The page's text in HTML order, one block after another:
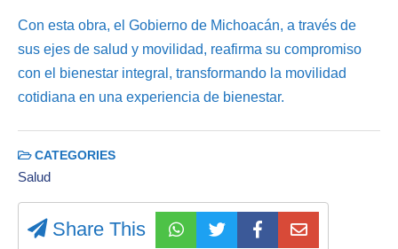
Con esta obra, el Gobierno de Michoacán, a través de
sus ejes de salud y movilidad, reafirma su compromiso
con el bienestar integral, transformando la movilidad
cotidiana en una experiencia de bienestar.
CATEGORIES
Salud
Share This